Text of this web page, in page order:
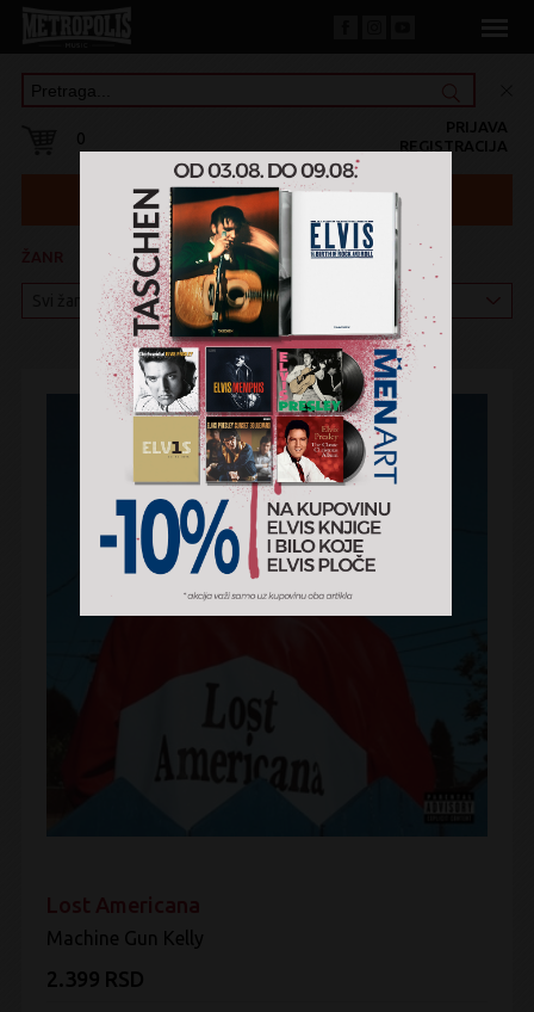
0 REGISTRACIJA
PRIJAVA
KATEGORIJA
Machine Gun Kelly
2.399 RSD